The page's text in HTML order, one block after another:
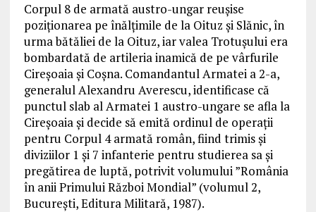
Corpul 8 de armată austro-ungar reușise
poziționarea pe înălțimile de la Oituz și Slănic, în
urma bătăliei de la Oituz, iar valea Trotușului era
bombardată de artileria inamică de pe vârfurile
Cireșoaia și Coșna. Comandantul Armatei a 2-a,
generalul Alexandru Averescu, identificase că
punctul slab al Armatei 1 austro-ungare se afla la
Cireșoaia și decide să emită ordinul de operații
pentru Corpul 4 armată român, fiind trimis și
diviziilor 1 și 7 infanterie pentru studierea sa și
pregătirea de luptă, potrivit volumului ”România
în anii Primului Război Mondial” (volumul 2,
București, Editura Militară, 1987).